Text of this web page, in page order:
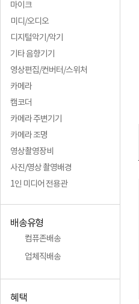
마이크
미디/오디오
디지털악기/악기
기타 음향기기
영상편집/컨버터/스위처
카메라
캠코더
카메라 주변기기
카메라 조명
영상촬영장비
사진/영상 촬영배경
1인 미디어 전용관
배송유형
컴퓨존배송
업체직배송
혜택